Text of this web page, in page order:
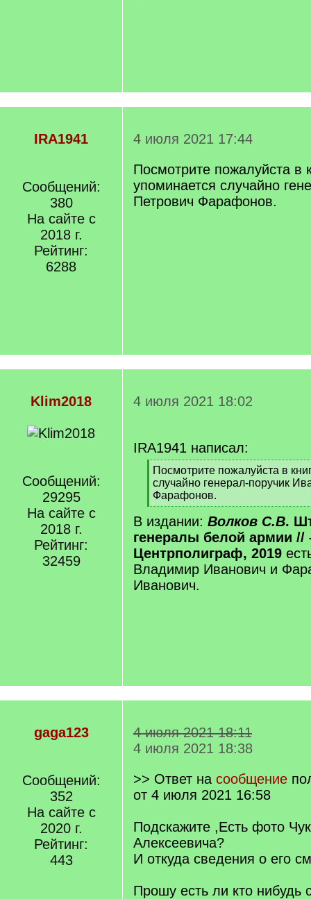
IRA1941
Сообщений:
380
На сайте с
2018 г.
Рейтинг:
6288
4 июля 2021 17:44
Посмотрите пожалуйста в
упоминается случайно
Петрович Фарафонов.
Klim2018
Сообщений:
29295
На сайте с
2018 г.
Рейтинг:
32459
4 июля 2021 18:02
IRA1941 написал:
[
q
]
Посмотрите пожалуйста в
случайно генерал-поручик
Фарафонов.
[
/
q
]
В издании: Волков С.В.
генералы белой армии //
Центрполиграф, 2019
Владимир Иванович и
Иванович.
gaga123
Сообщений:
352
На сайте с
2020 г.
Рейтинг:
443
4 июля 2021 18:11
4 июля 2021 18:38
>> Ответ на сообщение
от 4 июля 2021 16:58
Подскажите ,Есть фото
Алексеевича?
И откуда сведения о его
Прошу есть ли кто нибудь